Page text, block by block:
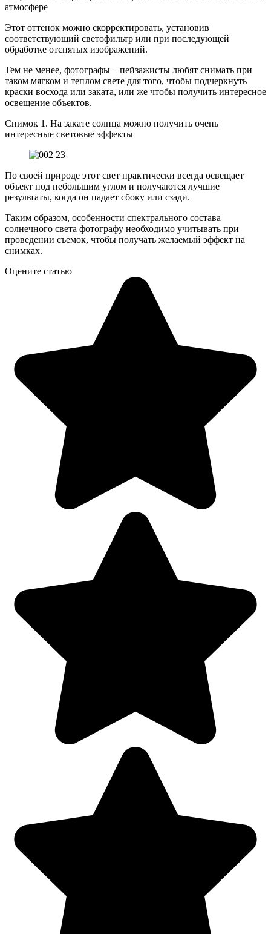
атмосфере
Этот оттенок можно скорректировать, установив
соответствующий светофильтр или при последующей
обработке отснятых изображений.
Тем не менее, фотографы – пейзажисты любят снимать при
таком мягком и теплом свете для того, чтобы подчеркнуть
краски восхода или заката, или же чтобы получить интересное
освещение объектов.
Снимок 1. На закате солнца можно получить очень
интересные световые эффекты
По своей природе этот свет практически всегда освещает
объект под небольшим углом и получаются лучшие
результаты, когда он падает сбоку или сзади.
Таким образом, особенности спектрального состава
солнечного света фотографу необходимо учитывать при
проведении съемок, чтобы получать желаемый эффект на
снимках.
Оцените статью